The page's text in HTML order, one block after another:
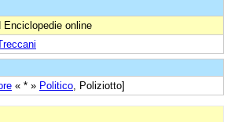
online
« * » Politico , Poliziotto]